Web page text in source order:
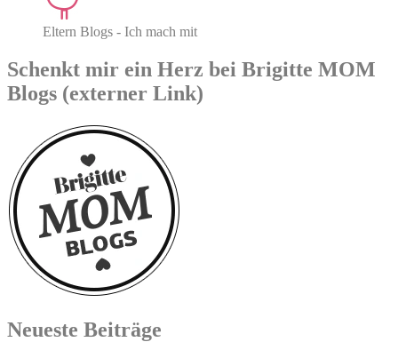
Eltern Blogs - Ich mach mit
Schenkt mir ein Herz bei Brigitte MOM
Blogs (externer Link)
Neueste Beiträge